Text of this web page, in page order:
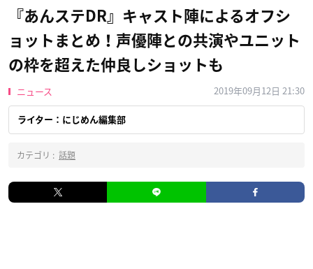
『あんステDR』キャスト陣によるオフシ
ョットまとめ！声優陣との共演やユニット
の枠を超えた仲良しショットも
ニュース 2019年09月12日 21:30
ライター：にじめん編集部
カテゴリ : 話題